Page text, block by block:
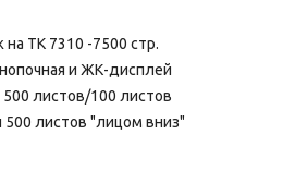
TK 7310 -7500 стр.
и ЖК-дисплей
листов/100 листов
листов "лицом вниз"